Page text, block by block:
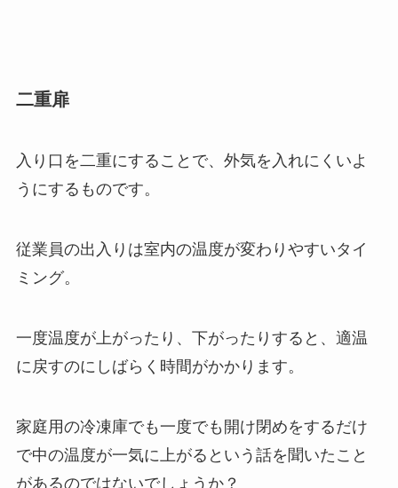
二重扉
入り口を二重にすることで、外気を入れにくいよ
うにするものです。
従業員の出入りは室内の温度が変わりやすいタイ
ミング。
一度温度が上がったり、下がったりすると、適温
に戻すのにしばらく時間がかかります。
家庭用の冷凍庫でも一度でも開け閉めをするだけ
で中の温度が一気に上がるという話を聞いたこと
があるのではないでしょうか？